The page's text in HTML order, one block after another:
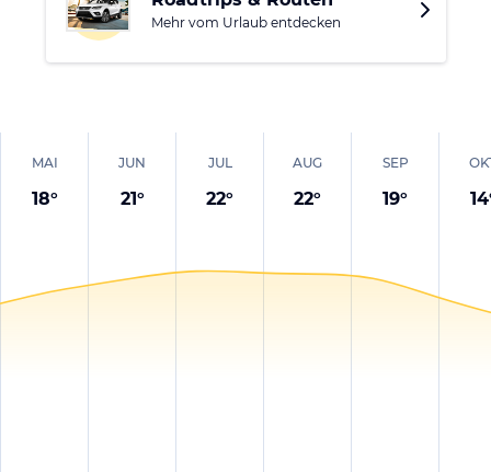
Mehr vom Urlaub entdecken
MAI
18°
JUN
21°
JUL
22°
AUG
22°
SEP
19° 14